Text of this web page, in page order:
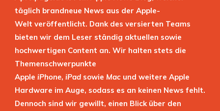
täglich brandneue News aus der Apple-
Welt veröffentlicht. Dank des versierten Teams
bieten wir dem Leser ständig aktuellen sowie
hochwertigen Content an. Wir halten stets die
Themenschwerpunkte
Apple iPhone, iPad sowie Mac und weitere Apple
Hardware im Auge, sodass es an keinen News fehlt.
Dennoch sind wir gewillt, einen Blick über den